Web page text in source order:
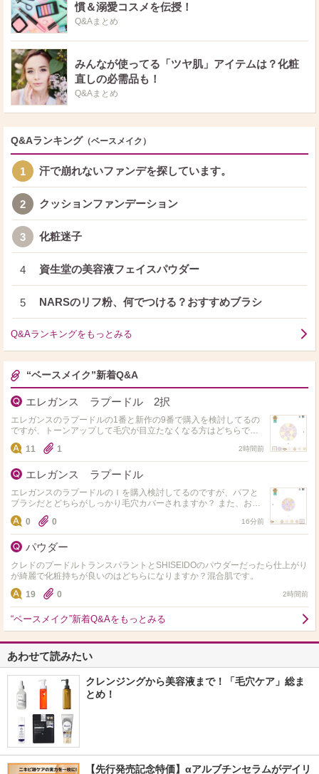
慣＆溺愛コスメを伝授！
Q&Aまとめ
みんなが使ってる「ツヤ肌」アイテムは？化粧
直しの必需品も！
Q&Aまとめ
Q&Aランキング （ベースメイク）
1 汗で崩れないファンデを探しています。
2 クッションファンデーション
3 化粧迷子
4 資生堂の美容液フェイスパウダー
5 NARSのリフ粉、何でつける？おすすめブラシ
Q&Aランキングをもっとみる
“ベースメイク”新着Q&A
エレガンス ラプードル 2択
エレガンスのラプードルの1番と新作の9番で購入を検討してるの
ですが、トーンアップして毛穴が目立たなくなる方はどちらです
か？ また、実際にこちらの2色を使用されてる方がいましたら仕
上がりについて教…
11 1 2時間前
エレガンス ラプードル
エレガンスのラプードルのＩを購入検討してるのですが、パフと
ブラシだとどちらがしっかり毛穴カバーされますか？ また、おす
すめのブラシやパフがあればそちらも教えてください！
0 0 16分前
パウダー
クレドのプードルトランスパラントとSHISEIDOのパウダーだったら仕上がり
が綺麗で化粧持ちが良いのはどちらになりますか？混合肌です。
19
0 2時間前
“ベースメイク”新着Q&Aをもっとみる
あわせて読みたい
クレンジングから美容液まで！「毛穴ケア」総ま
とめ！
【先行発売記念特価】αアルブチンセラムがデイリ